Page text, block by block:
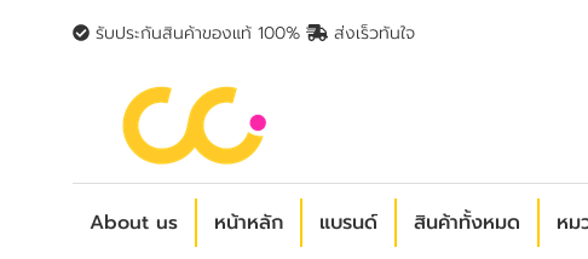
รับประกันสินค้าของแท้ 100% ส่งเร็วทันใจ
About us หน้าหลัก แบรนด์ สินค้าทั้งหมด หม